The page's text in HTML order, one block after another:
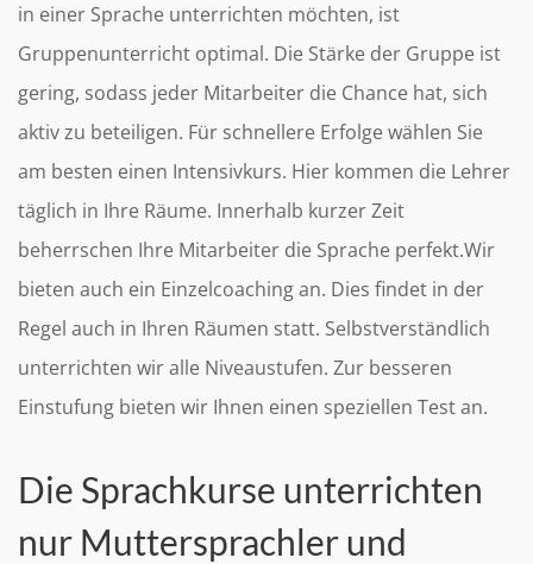
in einer Sprache unterrichten möchten, ist
Gruppenunterricht optimal. Die Stärke der Gruppe ist
gering, sodass jeder Mitarbeiter die Chance hat, sich
aktiv zu beteiligen. Für schnellere Erfolge wählen Sie
am besten einen Intensivkurs. Hier kommen die Lehrer
täglich in Ihre Räume. Innerhalb kurzer Zeit
beherrschen Ihre Mitarbeiter die Sprache perfekt.Wir
bieten auch ein Einzelcoaching an. Dies findet in der
Regel auch in Ihren Räumen statt. Selbstverständlich
unterrichten wir alle Niveaustufen. Zur besseren
Einstufung bieten wir Ihnen einen speziellen Test an.
Die Sprachkurse unterrichten
nur Muttersprachler und